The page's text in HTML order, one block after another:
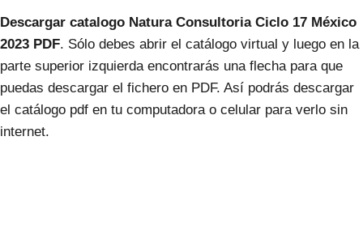
Descargar catalogo Natura Consultoria Ciclo 17 México
2023 PDF. Sólo debes abrir el catálogo virtual y luego en la
parte superior izquierda encontrarás una flecha para que
puedas descargar el fichero en PDF. Así podrás descargar
el catálogo pdf en tu computadora o celular para verlo sin
internet.